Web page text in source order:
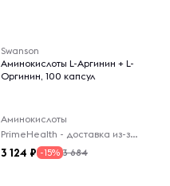
Swanson
Аминокислоты L-Аргинин + L-
Оргинин, 100 капсул
Аминокислоты
PrimeHealth - доставка из-за рубежа
3 124 -15% 3 684